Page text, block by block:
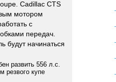
Cadillac CTS
мотором
с
передач.
будут начинаться
развить 556 л.с.
резвого купе